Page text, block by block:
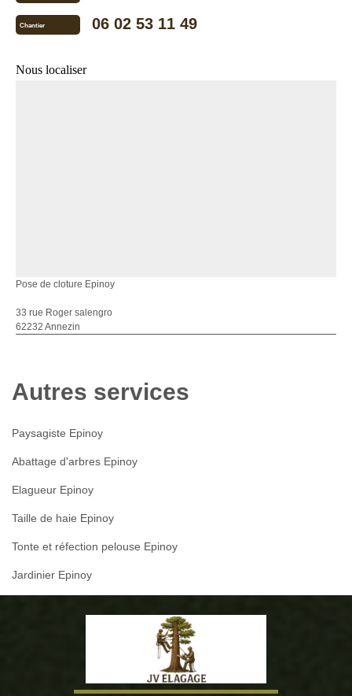
Chantier 06 02 53 11 49
Nous localiser
Pose de cloture Epinoy
33 rue Roger salengro
62232 Annezin
Autres services
Paysagiste Epinoy
Abattage d'arbres Epinoy
Elagueur Epinoy
Taille de haie Epinoy
Tonte et réfection pelouse Epinoy
Jardinier Epinoy